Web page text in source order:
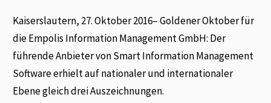
Kaiserslautern, 27. Oktober 2016– Goldener Oktober für
die Empolis Information Management GmbH: Der
führende Anbieter von Smart Information Management
Software erhielt auf nationaler und internationaler
Ebene gleich drei Auszeichnungen.